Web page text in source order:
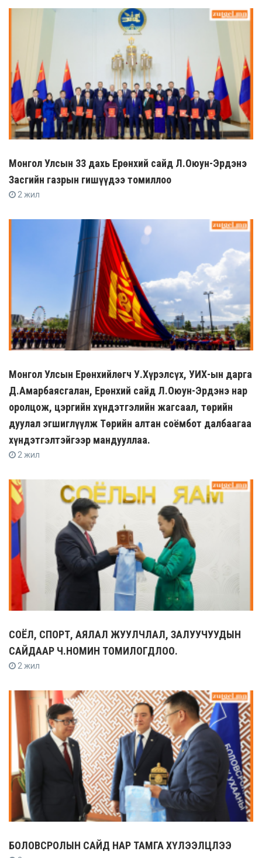
Монгол Улсын 33 дахь Ерөнхий сайд Л.Оюун-Эрдэнэ
Засгийн газрын гишүүдээ томиллоо
2 жил
Монгол Улсын Ерөнхийлөгч У.Хүрэлсүх, УИХ-ын дарга
Д.Амарбаясгалан, Ерөнхий сайд Л.Оюун-Эрдэнэ нар
оролцож, цэргийн хүндэтгэлийн жагсаал, төрийн
дуулал эгшиглүүлж Төрийн алтан соёмбот далбаагаа
хүндэтгэлтэйгээр мандууллаа.
2 жил
СОЁЛ, СПОРТ, АЯЛАЛ ЖУУЛЧЛАЛ, ЗАЛУУЧУУДЫН
САЙДААР Ч.НОМИН ТОМИЛОГДЛОО.
2 жил
БОЛОВСРОЛЫН САЙД НАР ТАМГА ХҮЛЭЭЛЦЛЭЭ